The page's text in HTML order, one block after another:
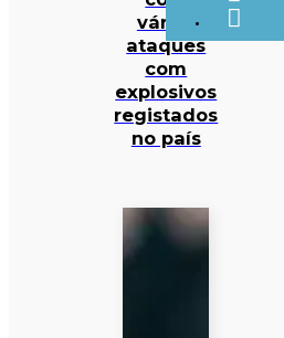
vários
ataques
com
explosivos
registados
no país